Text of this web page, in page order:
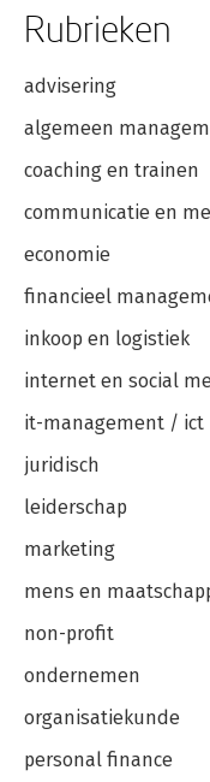
Rubrieken
advisering
algemeen
coaching en trainen
communicatie en
economie
financieel
inkoop en logistiek
internet en social
it-management / ict
juridisch
leiderschap
marketing
mens en
non-profit
ondernemen
organisatiekunde
personal finance